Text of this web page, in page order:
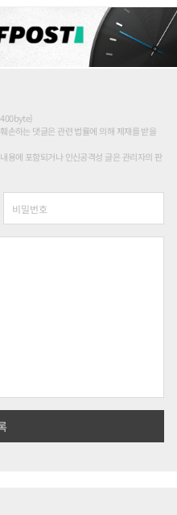
손하는 댓글은 관련 법률에 의해 제재를 받을
용에 포함되거나 인신공격성 글은 관리자의 판